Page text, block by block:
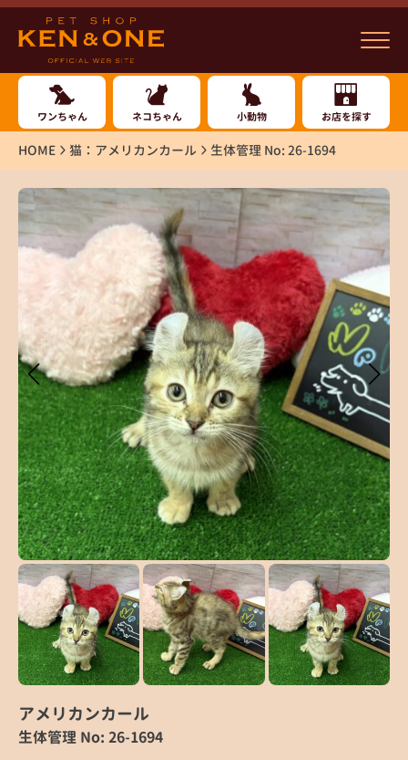
ワンちゃん ネコちゃん 小動物 お店を探す
HOME 猫：アメリカンカール 生体管理 No: 26-1694
アメリカンカール
生体管理 No: 26-1694